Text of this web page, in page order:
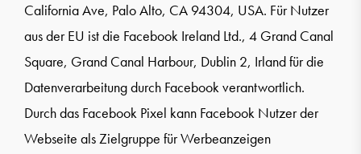
California Ave, Palo Alto, CA 94304, USA. Für Nutzer
aus der EU ist die Facebook Ireland Ltd., 4 Grand Canal
Square, Grand Canal Harbour, Dublin 2, Irland für die
Datenverarbeitung durch Facebook verantwortlich.
Durch das Facebook Pixel kann Facebook Nutzer der
Webseite als Zielgruppe für Werbeanzeigen